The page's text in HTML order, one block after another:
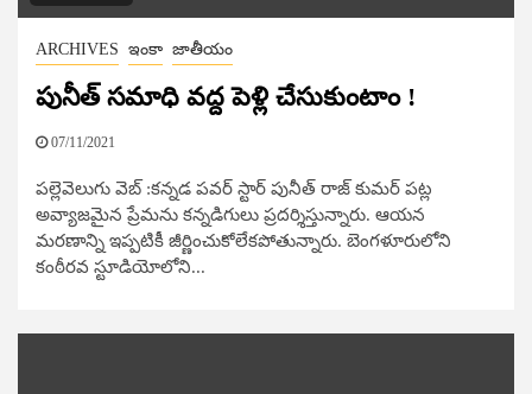
ARCHIVES ఇంకా జాతీయం
పునీత్ స‌మాధి వ‌ద్ద పెళ్లి చేసుకుంటాం !
07/11/2021
పల్లెవెలుగు వెబ్​ :క‌న్నడ ప‌వ‌ర్ స్టార్ పునీత్ రాజ్ కుమ‌ర్ ప‌ట్ల
అవ్యాజ‌మైన ప్రేమ‌ను క‌న్నడిగులు ప్రదర్శిస్తున్నారు. ఆయ‌న
మ‌ర‌ణాన్ని ఇప్పటికీ జీర్ణించుకోలేక‌పోతున్నారు. బెంగ‌ళూరులోని
కంఠీరవ స్టూడియోలోని...